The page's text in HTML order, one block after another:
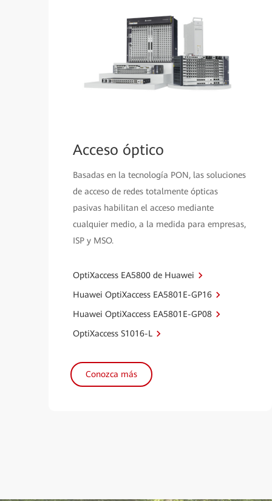
Acceso óptico
Basadas en la tecnología PON, las soluciones
de acceso de redes totalmente ópticas
pasivas habilitan el acceso mediante
cualquier medio, a la medida para empresas,
ISP y MSO.
OptiXaccess EA5800 de Huawei
Huawei OptiXaccess EA5801E-GP16
Huawei OptiXaccess EA5801E-GP08
OptiXaccess S1016-L
Conozca más